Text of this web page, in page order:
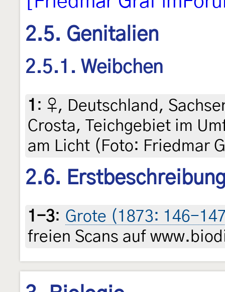
2.5. Genitalien
2.5.1. Weibchen
1 : ♀, Deutschland,
Crosta, Teichgebiet im
am Licht (Foto: Friedmar
2.6.
1-3: Grote (1873: 146-
freien Scans auf